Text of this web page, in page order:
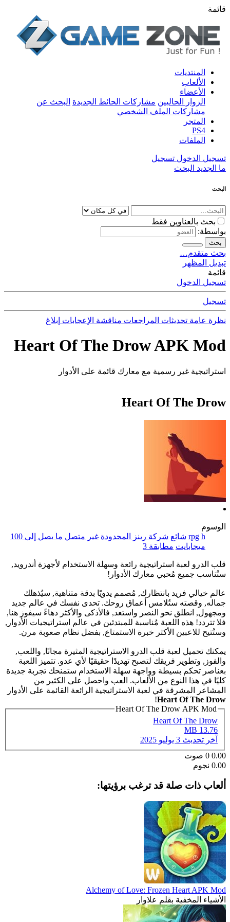
قائمة
المنتديات
الألعاب
الأعضاء
الزوار الحاليين مشاركات الحائط الجديدة البحث عن
مشاركات الملف الشخصي
المتجر
PS4
الملفات
تسجيل الدخول تسجيل
ما الجديد البحث
البحث
بحث بالعناوين فقط
بواسطة:
بحث
بحث متقدم…
تبديل المظهر
قائمة
تسجيل الدخول
تسجيل
نظرة عامة تحديثات المراجعات مناقشة الإعجابات إبلاغ
Heart Of The Drow APK Mod
استراتيجية غير رسمية مع معارك قائمة على الأدوار
Heart Of The Drow
الوسوم
h
rpg شائع شركة رينز المحدودة غير متصل
ما يصل إلى 100
ميجابايت مطابقة 3
قلب الدرو لعبة استراتيجية رائعة وسهلة الاستخدام لأجهزة أندرويد,
ستُناسب جميع مُحبي معارك الأدوار!
عالم خيالي فريد بانتظارك, مُصمم يدويًا بدقة متناهية, سيُذهلك
جماله, وقصته ستُلامس أعماق روحك. تحدى نفسك في عالم جديد
ومجهول, انطلق نحو النصر واستعد, فالأذكى والأكثر دهاءً سيفوز هنا,
فلا تتردد! هذه اللعبة مُناسبة للمبتدئين في عالم استراتيجيات الأدوار,
وستُتيح للاعبين الأكثر خبرة الاستمتاع, بفضل نظام صعوبة مرن.
يمكنك تحميل لعبة قلب الدرو الاستراتيجية المثيرة مجانًا, واللعب,
والفوز, وتطوير فريقك لتصبح تهديدًا حقيقيًا لأي عدو. تتميز اللعبة
بعناصر تحكم بسيطة وواجهة سهلة الاستخدام ستمنحك تجربة جديدة
كليًا في هذا النوع من الألعاب. العب واحصل على الكثير من
المشاعر المشرقة في لعبة الاستراتيجية الرائعة القائمة على الأدوار
Heart Of The Drow
!
Heart Of The Drow APK Mod
Heart Of The Drow
13.76 MB
آخر تحديث 3 يوليو 2025
0.00
0 صوت
0.00 نجوم
ألعاب ذات صلة قد ترغب برؤيتها:
Alchemy of Love: Frozen Heart APK Mod
الأشياء المخفية بقلم علاوار